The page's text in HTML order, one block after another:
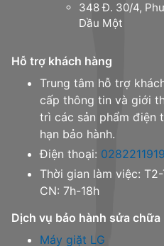
348 Đ. 30/4,
Dầu Một
Hỗ trợ khách hàng
Trung tâm hỗ trợ
cấp thông tin và giới
trì các sản phẩm điện
hạn bảo hành.
Điện thoại:
Thời gian làm việc:
CN: 7h-18h
Dịch vụ bảo hành sửa chữa
Máy giặt LG